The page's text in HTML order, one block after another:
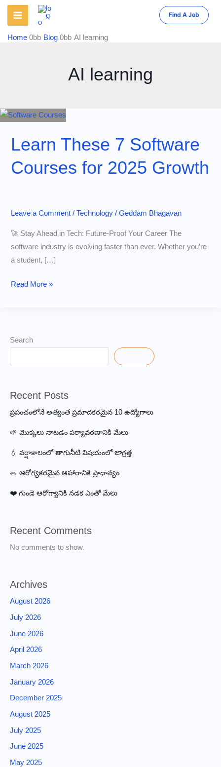
Skip
Find A Job
Home Blog AI learning
AI learning
Learn These 7 Software
Courses for 2025 Growth
Leave a Comment / Technology/ Geddam Bhagavan
🚀 Stay Ahead in Tech: Future-Proof Your Career The
software industry is evolving faster than ever. Whether you’re
a student, […]
Learn
Courses
for
2025
Read More »
Search
Recent Posts
ప్రపంచంలోనే అత్యంత ప్రమాదకరమైన 10 ఉద్యోగాలు
🌱 మొక్కలు నాటడం పర్యావరణానికి మేలు
💧 వర్షాకాలంలో తాగునీటి విషయంలో జాగ్రత్త
🥗 ఆరోగ్యకరమైన ఆహారానికి ప్రాధాన్యం
❤️ గుండె ఆరోగ్యానికి నడక ఎంతో మేలు
Recent Comments
No comments to show.
Archives
August 2026
July 2026
June 2026
April 2026
March 2026
January 2026
December 2025
August 2025
July 2025
June 2025
May 2025